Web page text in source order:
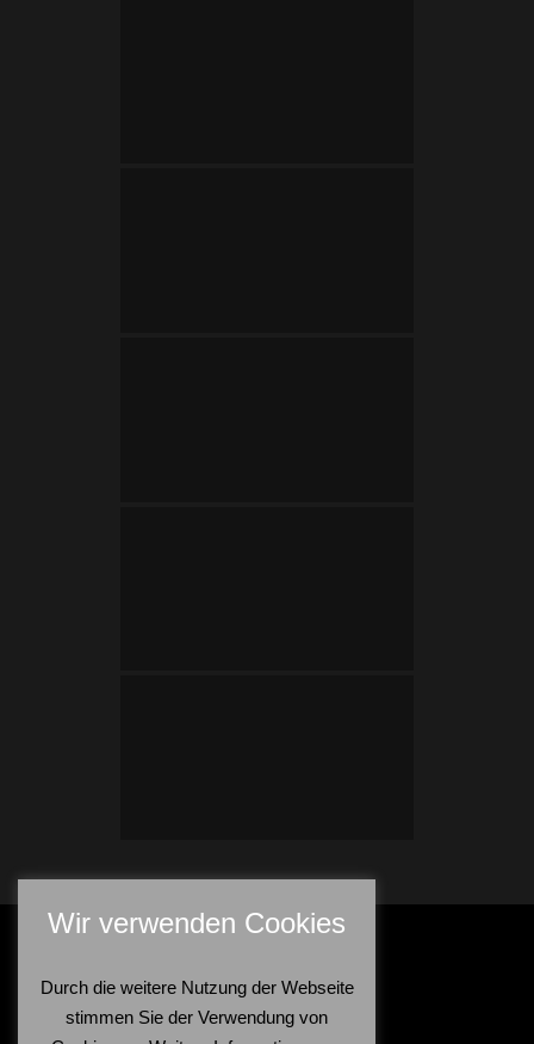
Wir verwenden Cookies
Durch die weitere Nutzung der Webseite
stimmen Sie der Verwendung von